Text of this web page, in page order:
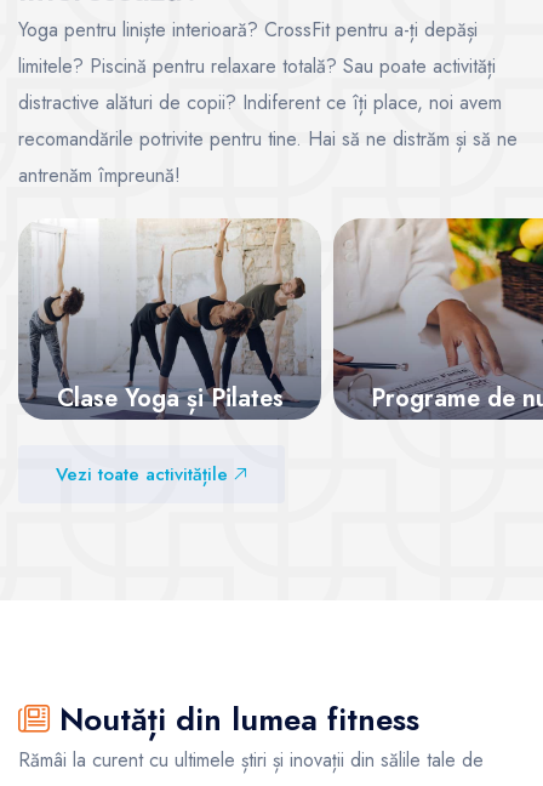
Yoga pentru liniște interioară? CrossFit pentru a-ți depăși
limitele? Piscină pentru relaxare totală? Sau poate activități
distractive alături de copii? Indiferent ce îți place, noi avem
recomandările potrivite pentru tine. Hai să ne distrăm și să ne
antrenăm împreună!
Clase Yoga și Pilates
Vezi sălile
Programe de
Vezi toate activitățile
Noutăți din lumea fitness
Rămâi la curent cu ultimele știri și inovații din sălile tale de